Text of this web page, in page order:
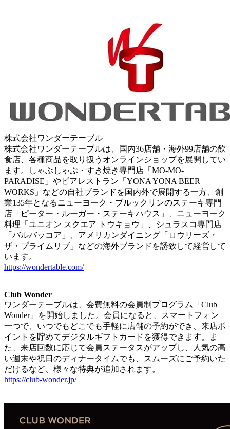
株式会社ワンダーテーブル
株式会社ワンダーテーブルは、国内36店舗・海外99店舗の飲
食店、各種商品を取り扱うオンラインショップを展開してい
ます。しゃぶしゃぶ・すき焼き専門店「MO-MO-
PARADISE」やビアレストラン「YONA YONA BEER
WORKS」などの自社ブランドを国内外で展開する一方、創
業135年となるニューヨーク・ブルックリンのステーキ専門
店「ピーター・ルーガー・ステーキハウス」、ニューヨーク
料理「ユニオン スクエア トウキョウ」、シュラスコ専門店
「バルバッコア」、アメリカンダイニング「ロウリーズ・
ザ・プライムリブ」などの海外ブランドを誘致して経営して
います。
https://wondertable.com/
Club Wonder
ワンダーテーブルは、会費無料の会員制プログラム「Club
Wonder」を開始しました。会員になると、スマートフォン
一つで、いつでもどこでも手軽に店舗の予約ができ、来店ポ
イントを貯めてデジタルギフトカードを獲得できます。ま
た、来店回数に応じて会員ステータスがアップし、人気の高
い週末や祝日のディナータイムでも、スムーズにご予約いた
だけるなど、様々な特典が追加されます。
https://club-wonder.jp/